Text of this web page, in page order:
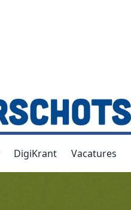
DigiKrant Vacatures